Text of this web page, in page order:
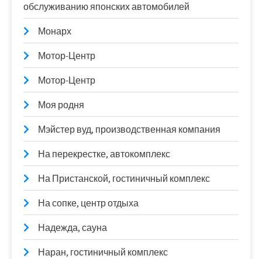
обслуживанию японских автомобилей
Монарх
Мотор-Центр
Мотор-Центр
Моя родня
Мэйстер вуд, производственная компания
На перекрестке, автокомплекс
На Пристанской, гостиничный комплекс
На сопке, центр отдыха
Надежда, сауна
Наран, гостиничный комплекс